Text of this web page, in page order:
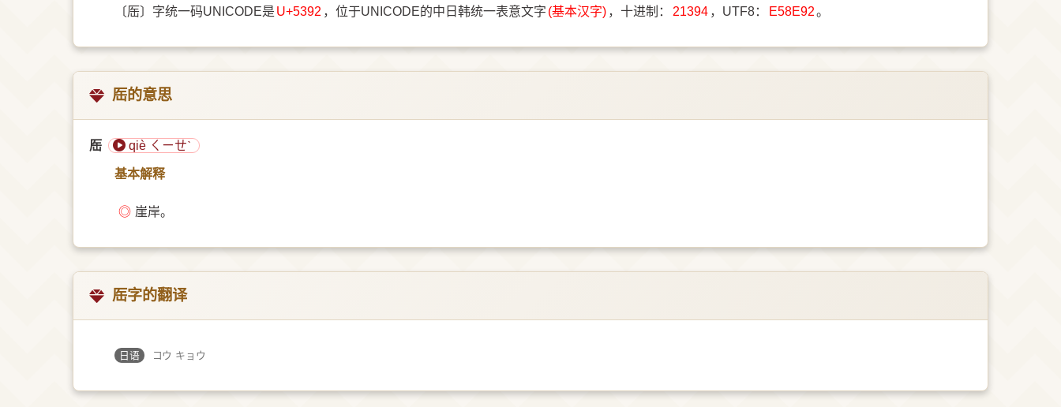
〔厒〕字统一码UNICODE是 U+5392 ，位于UNICODE的中日韩统一表意文字 (基本汉字) ，十进制： 21394 ，UTF8： E58E92。
厒的意思
厒 qiè ㄑㄧㄝˋ
基本解释
◎ 崖岸。
厒字的翻译
日语 コウ キョウ